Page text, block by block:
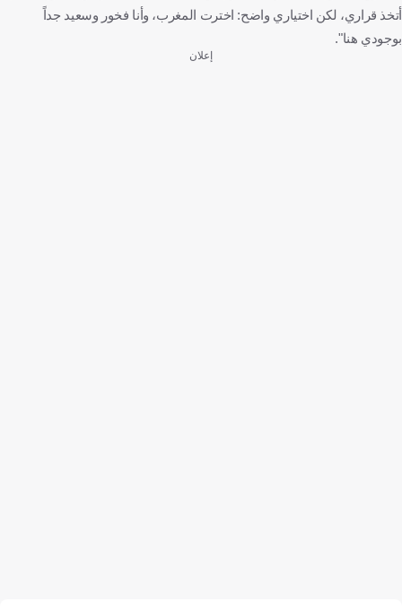
أتخذ قراري، لكن اختياري واضح: اخترت المغرب، وأنا فخور وسعيد جداً
بوجودي هنا".
إعلان